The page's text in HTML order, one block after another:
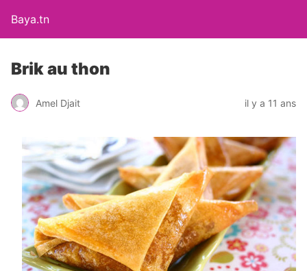
Baya.tn
Brik au thon
Amel Djait il y a 11 ans